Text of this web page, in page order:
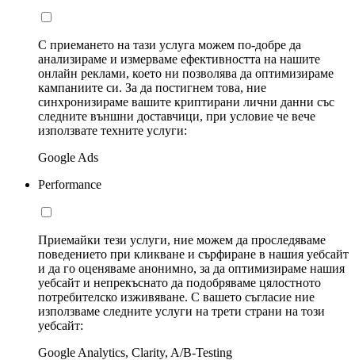
С приемането на тази услуга можем по-добре да
анализираме и измерваме ефективността на нашите
онлайн реклами, което ни позволява да оптимизираме
кампаниите си. За да постигнем това, ние
синхронизираме вашите криптирани лични данни със
следните външни доставчици, при условие че вече
използвате техните услуги:
Google Ads
Performance
Приемайки тези услуги, ние можем да проследяваме
поведението при кликване и сърфиране в нашия уебсайт
и да го оценяваме анонимно, за да оптимизираме нашия
уебсайт и непрекъснато да подобряваме цялостното
потребителско изживяване. С вашето съгласие ние
използваме следните услуги на трети страни на този
уебсайт:
Google Analytics, Clarity, A/B-Testing